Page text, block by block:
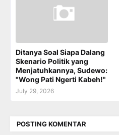
Ditanya Soal Siapa Dalang
Skenario Politik yang
Menjatuhkannya, Sudewo:
"Wong Pati Ngerti Kabeh!"
July 29, 2026
POSTING KOMENTAR